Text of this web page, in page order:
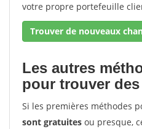
votre propre portefeuille
Trouver de nouveaux
Les autres
pour trouver
Si les premières méthodes
sont gratuites ou presque,